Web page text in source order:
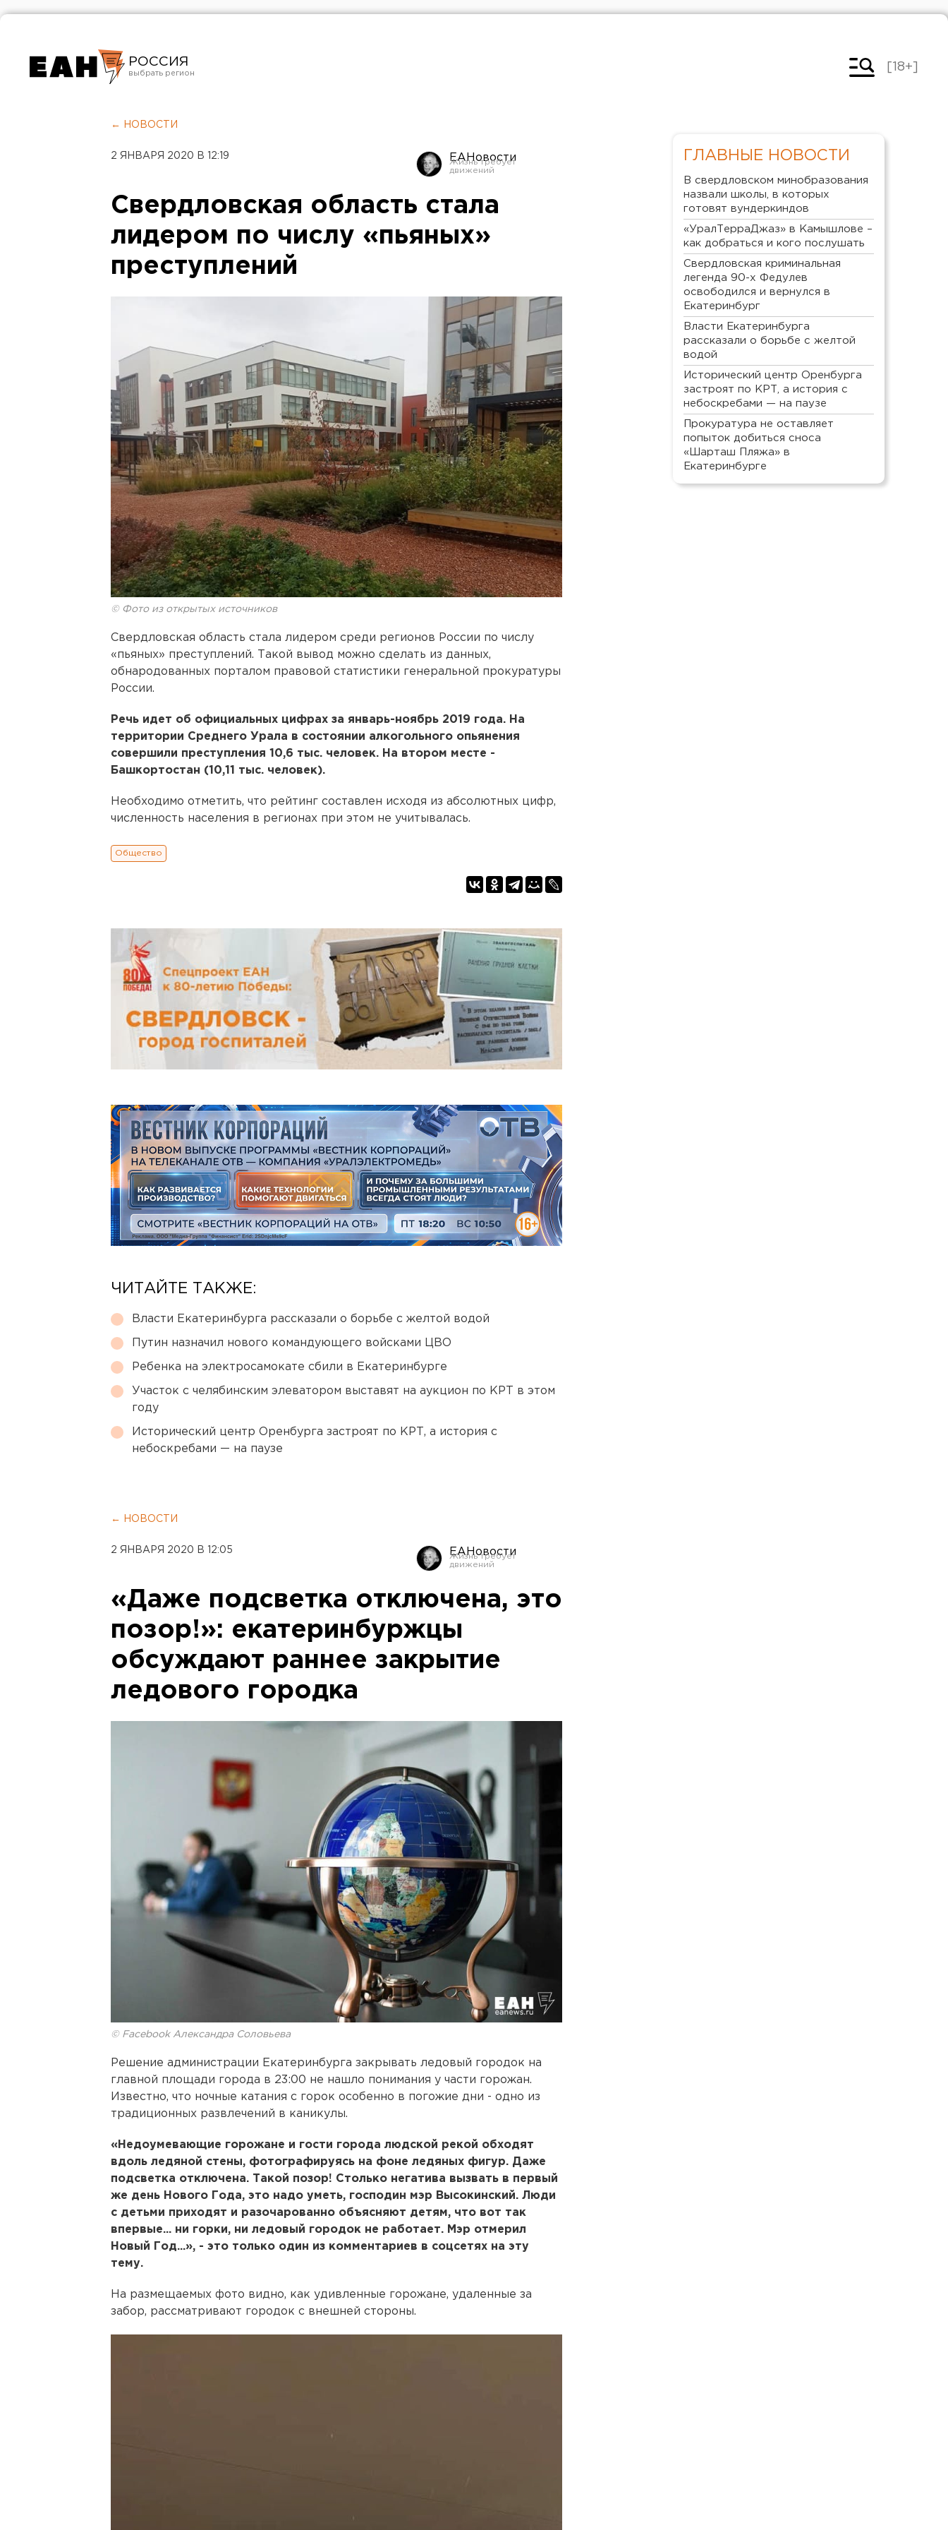
РОССИЯ
Челябинск
[18+]
← НОВОСТИ
2 ЯНВАРЯ 2020 В 12:19 ЕАНовости
Свердловская область стала
лидером по числу «пьяных»
преступлений
© Фото из открытых источников
Свердловская область стала лидером среди регионов России по числу
«пьяных» преступлений. Такой вывод можно сделать из данных,
обнародованных порталом правовой статистики генеральной прокуратуры
России.
Речь идет об официальных цифрах за январь-ноябрь 2019 года. На
территории Среднего Урала в состоянии алкогольного опьянения
совершили преступления 10,6 тыс. человек. На втором месте -
Башкортостан (10,11 тыс. человек).
Необходимо отметить, что рейтинг составлен исходя из абсолютных цифр,
численность населения в регионах при этом не учитывалась.
Общество
ЧИТАЙТЕ ТАКЖЕ:
Власти Екатеринбурга рассказали о борьбе с желтой водой
Путин назначил нового командующего войсками ЦВО
Ребенка на электросамокате сбили в Екатеринбурге
Участок с челябинским элеватором выставят на аукцион по КРТ в этом
году
Исторический центр Оренбурга застроят по КРТ, а история с
небоскребами — на паузе
← НОВОСТИ
2 ЯНВАРЯ 2020 В 12:05 ЕАНовости
«Даже подсветка отключена, это
позор!»: екатеринбуржцы
обсуждают раннее закрытие
ледового городка
© Facebook Александра Соловьева
Решение администрации Екатеринбурга закрывать ледовый городок на
главной площади города в 23:00 не нашло понимания у части горожан.
Известно, что ночные катания с горок особенно в погожие дни - одно из
традиционных развлечений в каникулы.
«Недоумевающие горожане и гости города людской рекой обходят
вдоль ледяной стены, фотографируясь на фоне ледяных фигур. Даже
подсветка отключена. Такой позор! Столько негатива вызвать в первый
же день Нового Года, это надо уметь, господин мэр Высокинский. Люди
с детьми приходят и разочарованно объясняют детям, что вот так
впервые... ни горки, ни ледовый городок не работает. Мэр отмерил
Новый Год...», - это только один из комментариев в соцсетях на эту
тему.
На размещаемых фото видно, как удивленные горожане, удаленные за
забор, рассматривают городок с внешней стороны.
ГЛАВНЫЕ НОВОСТИ
В свердловском минобразования
назвали школы, в которых
готовят вундеркиндов
«УралТерраДжаз» в Камышлове –
как добраться и кого послушать
Свердловская криминальная
легенда 90-х Федулев
освободился и вернулся в
Екатеринбург
Власти Екатеринбурга
рассказали о борьбе с желтой
водой
Исторический центр Оренбурга
застроят по КРТ, а история с
небоскребами — на паузе
Прокуратура не оставляет
попыток добиться сноса
«Шарташ Пляжа» в
Екатеринбурге